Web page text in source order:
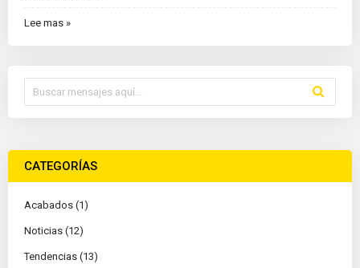
Lee mas »
CATEGORÍAS
Acabados (1)
Noticias (12)
Tendencias (13)